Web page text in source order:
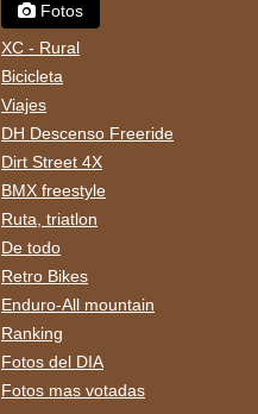
Fotos
XC - Rural
Bicicleta
Viajes
DH Descenso Freeride
Dirt Street 4X
BMX freestyle
Ruta, triatlon
De todo
Retro Bikes
Enduro-All mountain
Ranking
Fotos del DIA
Fotos mas votadas